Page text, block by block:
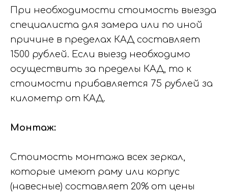
При необходимости стоимость выезда
специалиста для замера или по иной
причине в пределах КАД составляет
1500 рублей. Если выезд необходимо
осуществить за пределы КАД, то к
стоимости прибавляется 75 рублей за
километр от КАД.
Монтаж:
Стоимость монтажа всех зеркал,
которые имеют раму или корпус
(навесные) составляет 20% от цены